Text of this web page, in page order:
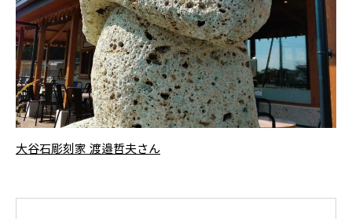
大谷石彫刻家 渡邉哲夫さん